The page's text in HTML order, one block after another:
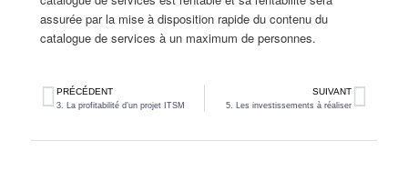
assurée par la mise à disposition rapide du contenu du
catalogue de services à un maximum de personnes.
PRÉCÉDENT
3. La profitabilité d’un projet ITSM
SUIVANT
5. Les investissements à réaliser